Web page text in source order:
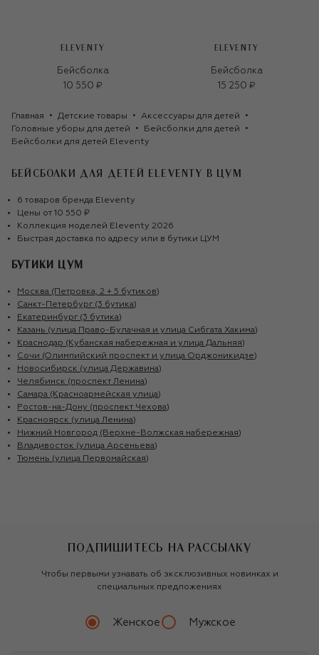
ELEVENTY
Бейсболка
10 550 ₽
ELEVENTY
Бейсболка
15 250 ₽
Главная Детские товары
Аксессуары для детей
Головные уборы для детей
Бейсболки для детей
Бейсболки для детей Eleventy
БЕЙСБОЛКИ ДЛЯ ДЕТЕЙ ELEVENTY В ЦУМ
6 товаров бренда Eleventy
Цены от 10 550 ₽
Коллекция моделей Eleventy 2026
Быстрая доставка по адресу или в бутики ЦУМ
БУТИКИ ЦУМ
Москва (Петровка, 2 + 5 бутиков)
Санкт-Петербург (3 бутика)
Екатеринбург (3 бутика)
Казань (улица Право-Булачная и улица Сибгата Хакима)
Краснодар (Кубанская набережная и улица Дальняя)
Сочи (Олимпийский проспект и улица Орджоникидзе)
Новосибирск (улица Державина)
Челябинск (проспект Ленина)
Самара (Красноармейская улица)
Ростов-на-Дону (проспект Чехова)
Красноярск (улица Ленина)
Нижний Новгород (Верхне-Волжская набережная)
Владивосток (улица Арсеньева)
Тюмень (улица Первомайская)
ПОДПИШИТЕСЬ НА РАССЫЛКУ
Чтобы первыми узнавать об эксклюзивных новинках и
специальных предложениях
Женское Мужское